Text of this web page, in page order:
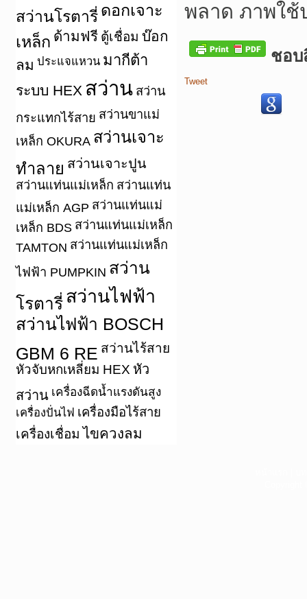
สว่านโรตารี่ ดอกเจาะ
เหล็ก ด้ามฟรี ตู้เชื่อม บ๊อก
ลม ประแจแหวน มากีต้า
ระบบ HEX สว่าน สว่าน
กระแทกไร้สาย สว่านขาแม่
เหล็ก OKURA สว่านเจาะ
ทำลาย สว่านเจาะปูน
สว่านแท่นแม่เหล็ก สว่านแท่น
แม่เหล็ก AGP สว่านแท่นแม่
เหล็ก BDS สว่านแท่นแม่เหล็ก
TAMTON สว่านแท่นแม่เหล็ก
ไฟฟ้า PUMPKIN สว่าน
โรตารี่ สว่านไฟฟ้า
สว่านไฟฟ้า BOSCH
GBM 6 RE สว่านไร้สาย
หัวจับหกเหลี่ยม HEX หัว
สว่าน เครื่องฉีดน้ำแรงดันสูง
เครื่องปั่นไฟ เครื่องมือไร้สาย
เครื่องเชื่อม ไขควงลม
พลาด ภาพใ
ชอบ
Tweet